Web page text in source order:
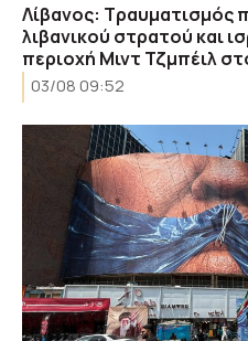
Λίβανος: Τραυματισμός
λιβανικού στρατού και
περιοχή Μιντ Τζμπέιλ
03/08 09:52